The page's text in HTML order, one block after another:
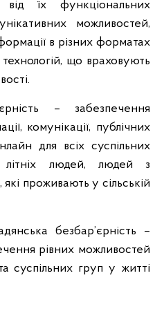
їх функціональних
можливостей,
в різних форматах
що враховують
– забезпечення
комунікації, публічних
для всіх суспільних
людей, людей з
які проживають у сільській
безбар’єрність –
рівних можливостей
суспільних груп у житті